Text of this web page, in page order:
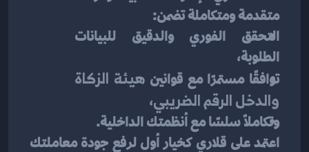
متقدمة ومتكاملة تضمن:
الطلوبة،
توافقًا مستمرًا مع قوانين
والدخل الرقم الضريبي،
وتكاملاً سلسًا مع أنظمتك الداخلية.